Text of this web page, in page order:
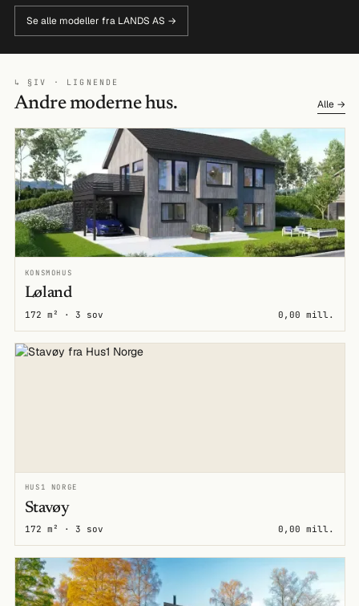
Se alle modeller fra LANDS AS →
↳ §IV · LIGNENDE
Andre moderne hus. Alle →
KONSMOHUS
Løland
172 m² · 3 sov 0,00 mill.
HUS1 NORGE
Stavøy
172 m² · 3 sov 0,00 mill.